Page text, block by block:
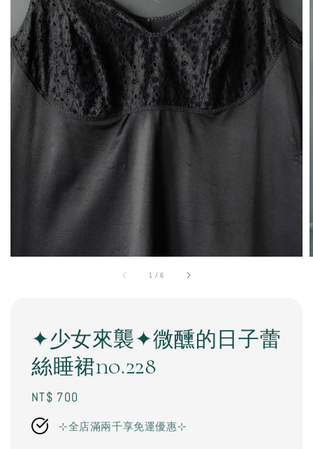
1 /6
✦少女來襲✦微醺的日子蕾
絲睡裙no.228
Regular
price
NT$ 700
⊹全店滿兩千享免運優惠⊹